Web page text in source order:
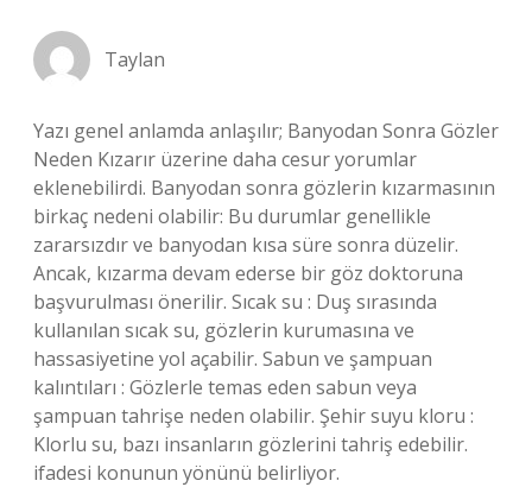
Taylan
Yazı genel anlamda anlaşılır; Banyodan Sonra Gözler
Neden Kızarır üzerine daha cesur yorumlar
eklenebilirdi. Banyodan sonra gözlerin kızarmasının
birkaç nedeni olabilir: Bu durumlar genellikle
zararsızdır ve banyodan kısa süre sonra düzelir.
Ancak, kızarma devam ederse bir göz doktoruna
başvurulması önerilir. Sıcak su : Duş sırasında
kullanılan sıcak su, gözlerin kurumasına ve
hassasiyetine yol açabilir. Sabun ve şampuan
kalıntıları : Gözlerle temas eden sabun veya
şampuan tahrişe neden olabilir. Şehir suyu kloru :
Klorlu su, bazı insanların gözlerini tahriş edebilir.
ifadesi konunun yönünü belirliyor.